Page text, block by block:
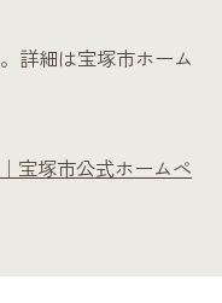
詳細は宝塚市ホーム
宝塚市公式ホームペ